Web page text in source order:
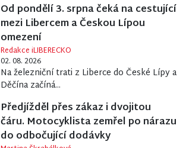
Od pondělí 3. srpna čeká na cestující
mezi Libercem a Českou Lípou
omezení
Redakce iLIBERECKO
02. 08. 2026
Na železniční trati z Liberce do České Lípy a
Děčína začíná...
Předjížděl přes zákaz i dvojitou
čáru. Motocyklista zemřel po nárazu
do odbočující dodávky